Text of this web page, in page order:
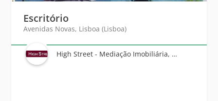
Escritório
Avenidas Novas, Lisboa (Lisboa)
High Street - Mediação Imobiliária, Unipessoal Lda